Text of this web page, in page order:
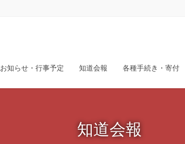
お知らせ・行事予定 知道会報 各種手続き・寄付
知道会報